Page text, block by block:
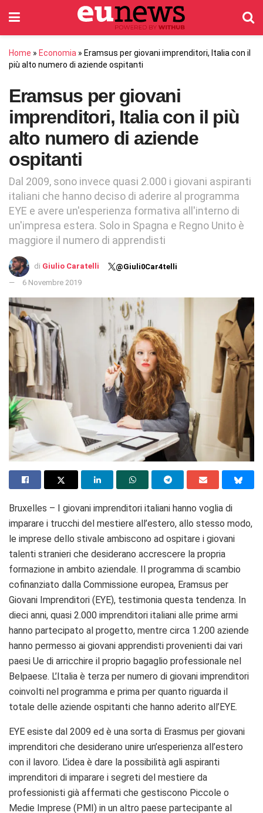
Home » Economia » Eramsus per giovani imprenditori, Italia con il
più alto numero di aziende ospitanti
Eramsus per giovani
imprenditori, Italia con il più
alto numero di aziende
ospitanti
Dal 2009, sono invece quasi 2.000 i giovani aspiranti
italiani che hanno deciso di aderire al programma
EYE e avere un'esperienza formativa all'interno di
un'impresa estera. Solo in Spagna e Regno Unito è
maggiore il numero di apprendisti
di Giulio Caratelli
@Giuli0Car4telli
6 Novembre 2019
Bruxelles – I giovani imprenditori italiani hanno voglia di
imparare i trucchi del mestiere all’estero, allo stesso modo,
le imprese dello stivale ambiscono ad ospitare i giovani
talenti stranieri che desiderano accrescere la propria
formazione in ambito aziendale. Il programma di scambio
cofinanziato dalla Commissione europea, Eramsus per
Giovani Imprenditori (EYE), testimonia questa tendenza. In
dieci anni, quasi 2.000 imprenditori italiani alle prime armi
hanno partecipato al progetto, mentre circa 1.200 aziende
hanno permesso ai giovani apprendisti provenienti dai vari
paesi Ue di arricchire il proprio bagaglio professionale nel
Belpaese. L’Italia è terza per numero di giovani imprenditori
coinvolti nel programma e prima per quanto riguarda il
totale delle aziende ospitanti che hanno aderito all’EYE.
EYE esiste dal 2009 ed è una sorta di Erasmus per giovani
imprenditori che desiderano unire un’esperienza all’estero
con il lavoro. L’idea è dare la possibilità agli aspiranti
imprenditori di imparare i segreti del mestiere da
professionisti già affermati che gestiscono Piccole o
Medie Imprese (PMI) in un altro paese partecipante al